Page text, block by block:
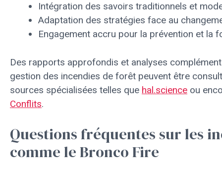
Intégration des savoirs traditionnels et
Adaptation des stratégies face au
Engagement accru pour la prévention et la
Des rapports approfondis et analyses
gestion des incendies de forêt peuvent être
sources spécialisées telles que hal.science ou
Conflits.
Questions fréquentes sur les
comme le Bronco Fire